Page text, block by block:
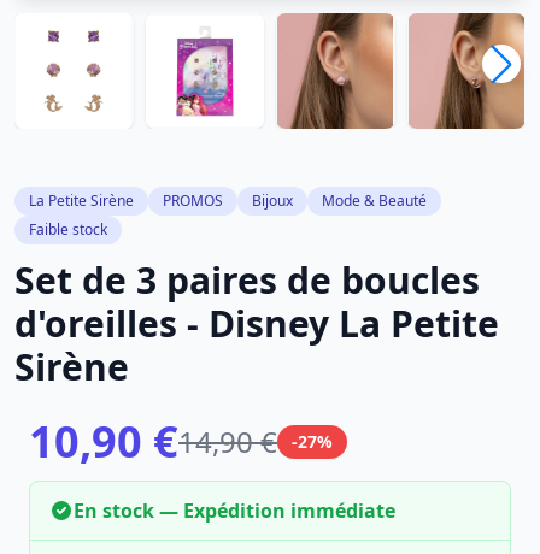
La Petite Sirène PROMOS Bijoux
Mode & Beauté
Faible stock
Set de 3 paires de boucles
d'oreilles - Disney La Petite
Sirène
10,90 €14,90 € -27%
En stock — Expédition immédiate